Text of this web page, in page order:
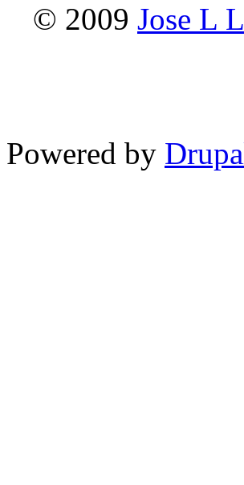
© 2009 Jose L
Powered by